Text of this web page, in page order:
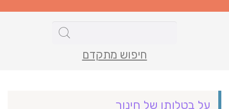
חיפוש מתקדם
על בטלותו של חינוך